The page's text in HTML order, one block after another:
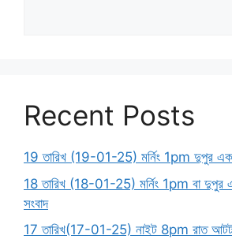
Recent Posts
19 তারিখ (19-01-25) মর্নিং 1pm দুপুর একটা
18 তারিখ (18-01-25) মর্নিং 1pm বা দুপুর
সংবাদ
17 তারিখ(17-01-25) নাইট 8pm রাত আটটার